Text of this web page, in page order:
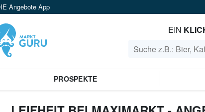
Angebote App
EIN
PROSPEKTE